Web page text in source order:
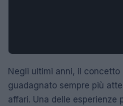
Negli ultimi anni, il concetto
guadagnato sempre più
affari. Una delle esperienze